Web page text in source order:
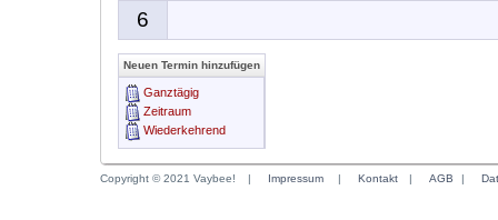
6
Neuen Termin hinzufügen
Ganztägig
Zeitraum
Wiederkehrend
Copyright © 2021 Vaybee! | Impressum | Kontakt | AGB |